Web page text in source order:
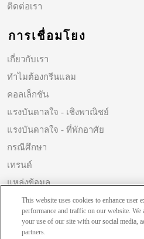
ติดต่อเรา
การเชื่อมโยง
เกี่ยวกับเรา
ทำไมต้องกรีนแลม
คอลเล็กชัน
แรงบันดาลใจ - เชิงพาณิชย์
แรงบันดาลใจ - ที่พักอาศัย
กรณีศึกษา
เทรนด์
แหล่งข้อมูล
ความยั่งยืน
This website uses cookies to enhance user
performance and traffic on our website.
your use of our site with our social media,
partners.